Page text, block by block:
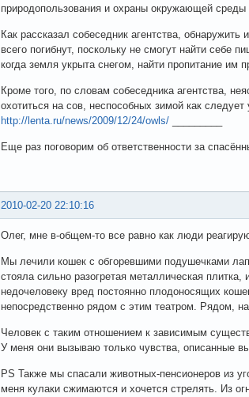
природопользования и охраны окружающей среды
Как рассказал собеседник агентства,
всего погибнут, поскольку не смогут найти
когда земля укрыта снегом, найти пропитание им
Кроме того, по словам собеседника агентства,
охотиться на сов, неспособных зимой как следует
http://lenta.ru/news/2009/12/24/owls/
Еще раз поговорим об ответственности за
2010-02-20 22:10:16
Олег, мне в-общем-то все равно как люди
Мы лечили кошек с обгоревшими подушечками лап
стояла сильно разогретая металлическая
недочеловеку вред постоянно плодоносящих
непосредственно рядом с этим театром. Рядом,
Человек с таким отношением к зависимым
У меня они вызываю только чувства, описанные
PS Также мы спасали животных-пенсионеров из
меня кулаки сжимаются и хочется стрелять. Из